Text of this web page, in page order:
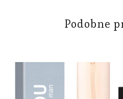
Podobne